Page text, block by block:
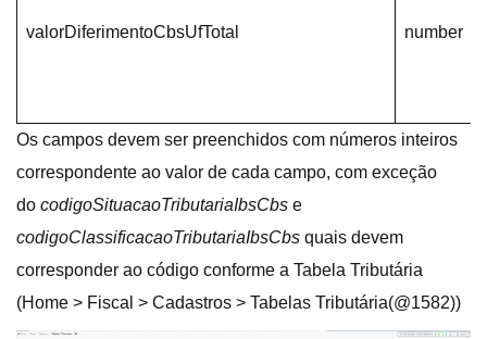
valorDiferimentoCbsUfTotal number
Os campos devem ser preenchidos com números inteiros
correspondente ao valor de cada campo, com exceção
do codigoSituacaoTributariaIbsCbs e
codigoClassificacaoTributariaIbsCbs quais devem
corresponder ao código conforme a Tabela Tributária
(Home > Fiscal > Cadastros > Tabelas Tributária(@1582))